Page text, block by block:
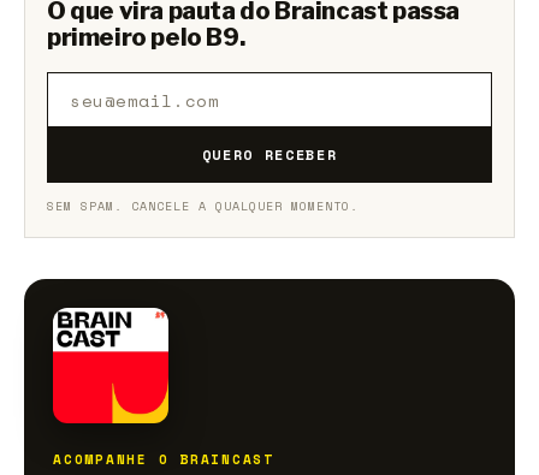
O que vira pauta do Braincast passa
primeiro pelo B9.
QUERO RECEBER
SEM SPAM. CANCELE A QUALQUER MOMENTO.
ACOMPANHE O BRAINCAST